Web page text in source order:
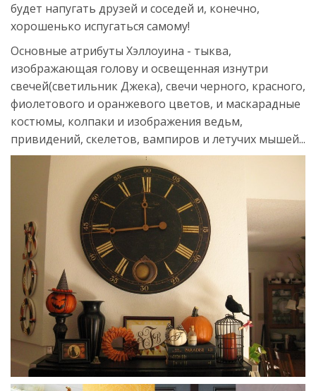
будет напугать друзей и соседей и, конечно,
хорошенько испугаться самому!
Основные атрибуты Хэллоуина - тыква,
изображающая голову и освещенная изнутри
свечей(светильник Джека), свечи черного, красного,
фиолетового и оранжевого цветов, и маскарадные
костюмы, колпаки и изображения ведьм,
привидений, скелетов, вампиров и летучих мышей...